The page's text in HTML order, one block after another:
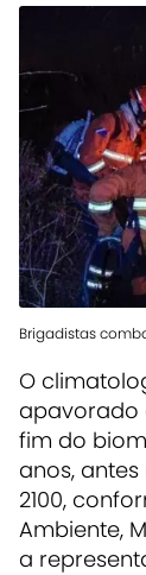
Brigadistas
O
apavorado
fim do
anos,
2100,
Ambiente,
a